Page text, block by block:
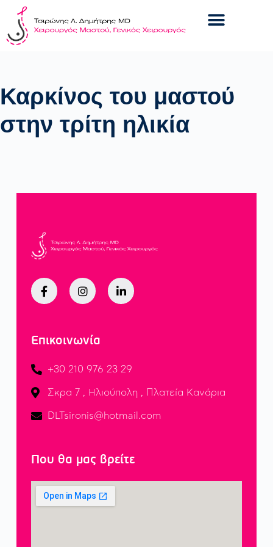
Καρκίνος του μαστού
στην τρίτη ηλικία
Επικοινωνία
+30 210 976 23 29
Σκρα 7 , Ηλιούπολη , Πλατεία Κανάρια
DLTsironis@hotmail.com
Που θα μας βρείτε